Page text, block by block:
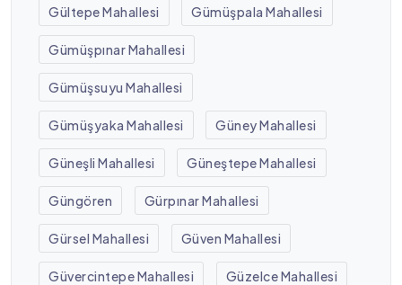
Gültepe Mahallesi Gümüşpala Mahallesi
Gümüşpınar Mahallesi
Gümüşsuyu Mahallesi
Gümüşyaka Mahallesi Güney Mahallesi
Güneşli Mahallesi Güneştepe Mahallesi
Güngören Gürpınar Mahallesi
Gürsel Mahallesi Güven Mahallesi
Güvercintepe Mahallesi Güzelce Mahallesi